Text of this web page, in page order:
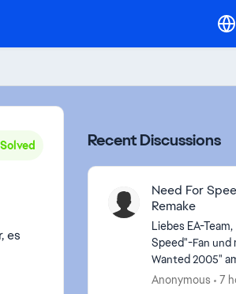
Solved Recent Discussions
Need For
Remake
Liebes EA-Team, ich bin ein sehr großer "Need For
Speed"-Fan und
Wanted 2005" am liebsten.
perfekte
Anonymous 7